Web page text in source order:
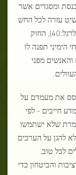
כנסת ומסגדים אשר
עזרה לכל החש
לעזרתו. הן אללה חזק ואדיר." (סורת העלייה לרגל:40), החוק
הימיני תפנה לו
מפני
את מעמדם על
חייבים - לפי
שלא ישתמשו
להגן על הערכים
לכל טוב,
והביטחון כדי